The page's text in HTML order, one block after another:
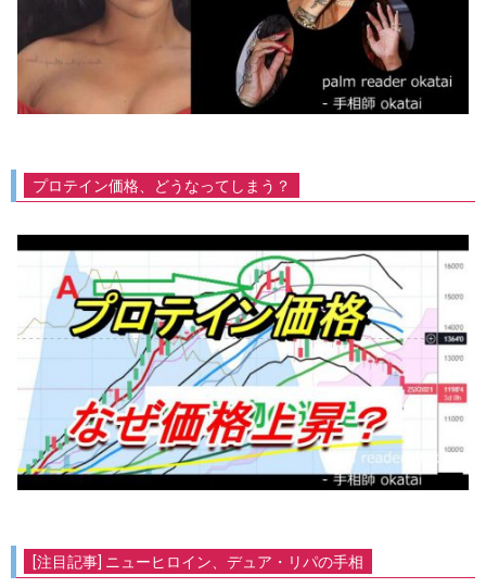
プロテイン価格、どうなってしまう？
[注目記事] ニューヒロイン、デュア・リパの手相